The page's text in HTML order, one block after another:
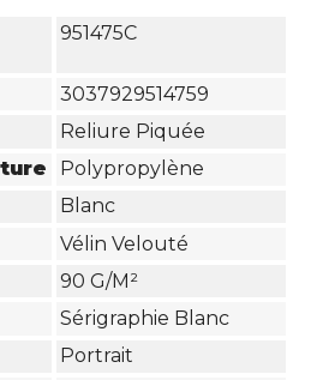
951475C
3037929514759
Reliure Piquée
Polypropylène
Blanc
Vélin Velouté
90 G/m²
Sérigraphie Blanc
Portrait